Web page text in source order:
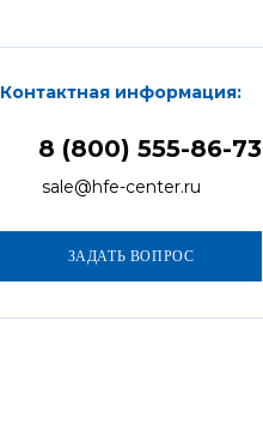
Контактная информация:
8 (800) 555-86-73
sale@hfe-center.ru